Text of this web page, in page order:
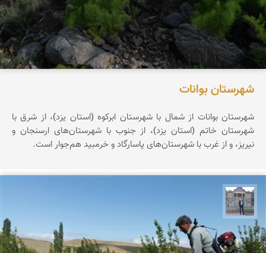
شهرستان بوانات
شهرستان بوانات از شمال با شهرستان ابرکوه (استان یزد)، از شرق با
شهرستان خاتم (استان یزد)، از جنوب با شهرستان‌های ارسنجان و
نیریز، و از غرب با شهرستان‌های پاسارگاد و خرمبید هم‌جوار است.